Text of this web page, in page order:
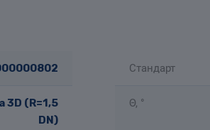
Стандарт
3D (R=1,5
DN)
Θ, °